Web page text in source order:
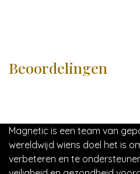
Beoordelingen
Magnetic is een team van
wereldwijd wiens doel het is
verbeteren en te